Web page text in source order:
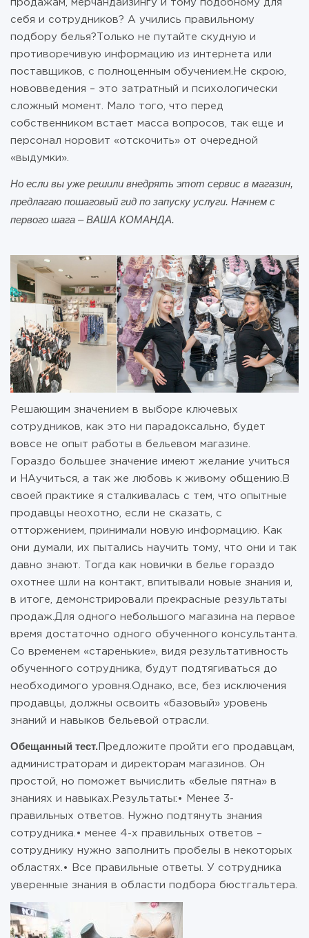
продажам, мерчандайзингу и тому подобному для
себя и сотрудников? А учились правильному
подбору белья?Только не путайте скудную и
противоречивую информацию из интернета или
поставщиков, с полноценным обучением.Не скрою,
нововведения – это затратный и психологически
сложный момент. Мало того, что перед
собственником встает масса вопросов, так еще и
персонал норовит «отскочить» от очередной
«выдумки».
Но если вы уже решили внедрять этот сервис в магазин,
предлагаю пошаговый гид по запуску услуги. Начнем с
первого шага – ВАША КОМАНДА.
Решающим значением в выборе ключевых
сотрудников, как это ни парадоксально, будет
вовсе не опыт работы в бельевом магазине.
Гораздо большее значение имеют желание учиться
и НАучиться, а так же любовь к живому общению.В
своей практике я сталкивалась с тем, что опытные
продавцы неохотно, если не сказать, с
отторжением, принимали новую информацию. Как
они думали, их пытались научить тому, что они и так
давно знают. Тогда как новички в белье гораздо
охотнее шли на контакт, впитывали новые знания и,
в итоге, демонстрировали прекрасные результаты
продаж.Для одного небольшого магазина на первое
время достаточно одного обученного консультанта.
Со временем «старенькие», видя результативность
обученного сотрудника, будут подтягиваться до
необходимого уровня.Однако, все, без исключения
продавцы, должны освоить «базовый» уровень
знаний и навыков бельевой отрасли.
Обещанный тест. Предложите пройти его продавцам,
администраторам и директорам магазинов. Он
простой, но поможет вычислить «белые пятна» в
знаниях и навыках.Результаты:• Менее 3-
правильных ответов. Нужно подтянуть знания
сотрудника.• менее 4-х правильных ответов –
сотруднику нужно заполнить пробелы в некоторых
областях.• Все правильные ответы. У сотрудника
уверенные знания в области подбора бюстгальтера.